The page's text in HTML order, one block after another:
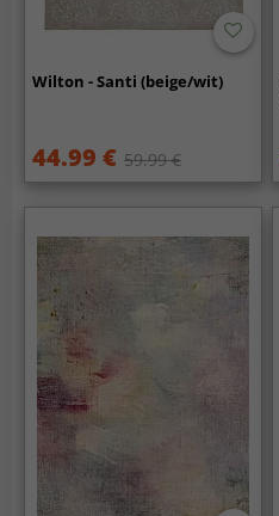
Wilton - Santi (beige/wit)
44.99 € 59.99 €